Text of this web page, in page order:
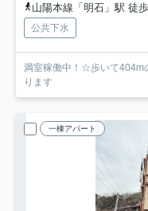
山陽本線「明石」駅 徒
公共下水
満室稼働中！☆歩いて404m
ります
一棟アパート